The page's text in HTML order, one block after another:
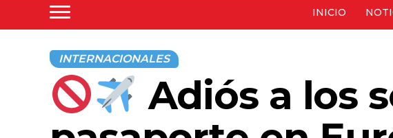
INICIO
INTERNACIONALES
Adiós a los